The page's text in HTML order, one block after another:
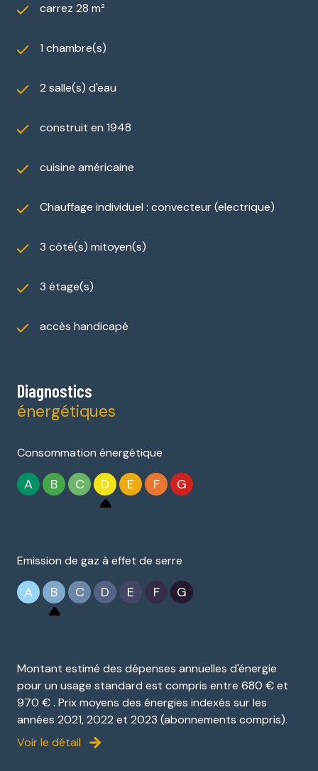
carrez 28 m²
1 chambre(s)
2 salle(s) d'eau
construit en 1948
cuisine américaine
Chauffage individuel : convecteur (electrique)
3 côté(s) mitoyen(s)
3 étage(s)
accès handicapé
Diagnostics
énergétiques
Consommation énergétique
A B C D E F G
Emission de gaz à effet de serre
A B C D E F G
Montant estimé des dépenses annuelles d'énergie
pour un usage standard est compris entre 680 € et
970 € . Prix moyens des énergies indexés sur les
années 2021, 2022 et 2023 (abonnements compris).
Voir le détail